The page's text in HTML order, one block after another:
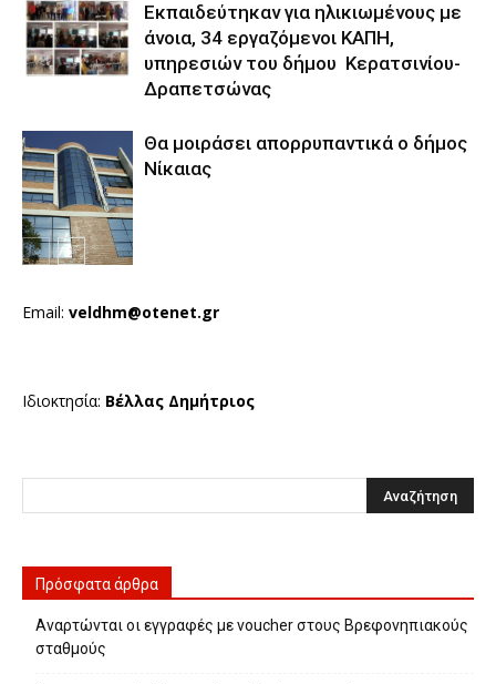
Εκπαιδεύτηκαν για ηλικιωμένους με
άνοια, 34 εργαζόμενοι ΚΑΠΗ,
υπηρεσιών του δήμου Κερατσινίου-
Δραπετσώνας
Θα μοιράσει απορρυπαντικά ο δήμος
Νίκαιας
Email: veldhm@otenet.gr
Ιδιοκτησία: Βέλλας Δημήτριος
Πρόσφατα άρθρα
Αναρτώνται οι εγγραφές με voucher στους Βρεφονηπιακούς
σταθμούς